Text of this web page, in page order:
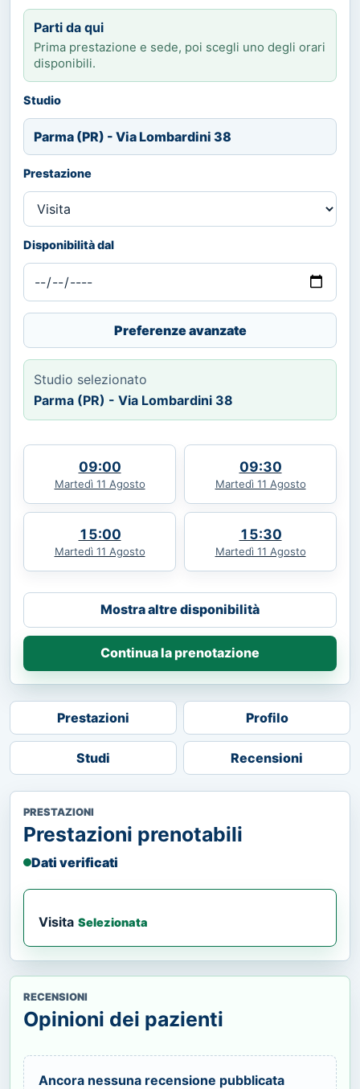
Parti da qui
Prima prestazione e sede, poi scegli uno degli orari
disponibili.
Studio
Parma (PR) - Via Lombardini 38
Prestazione
Disponibilità dal
Preferenze avanzate
Studio selezionato
Parma (PR) - Via Lombardini 38
09:00
Martedì 11 Agosto
09:30
Martedì 11 Agosto
15:00
Martedì 11 Agosto
15:30
Martedì 11 Agosto
Mostra altre disponibilità
Continua la prenotazione
Prestazioni Profilo
Studi Recensioni
PRESTAZIONI
Prestazioni prenotabili
Dati verificati
Visita Selezionata
RECENSIONI
Opinioni dei pazienti
Ancora nessuna recensione pubblicata